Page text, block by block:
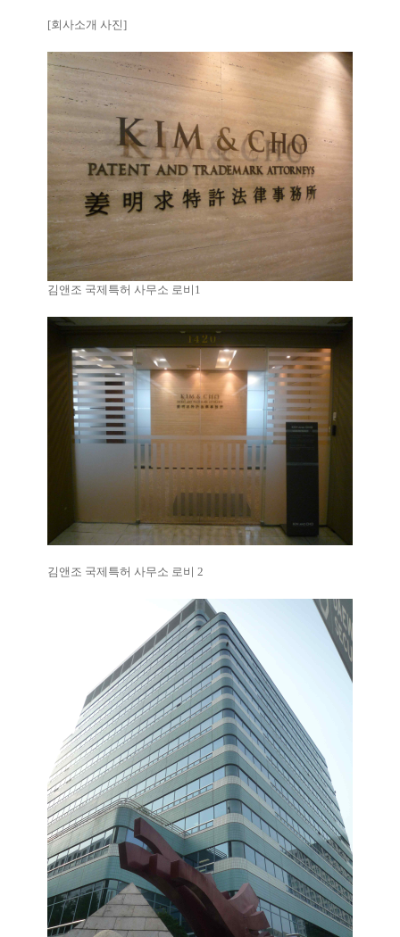
[회사소개 사진]
김앤조 국제특허 사무소 로비1
김앤조 국제특허 사무소 로비 2